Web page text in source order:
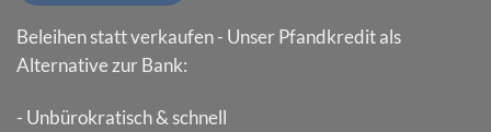
Beleihen statt verkaufen - Unser Pfandkredit als
Alternative zur Bank:
- Unbürokratisch & schnell